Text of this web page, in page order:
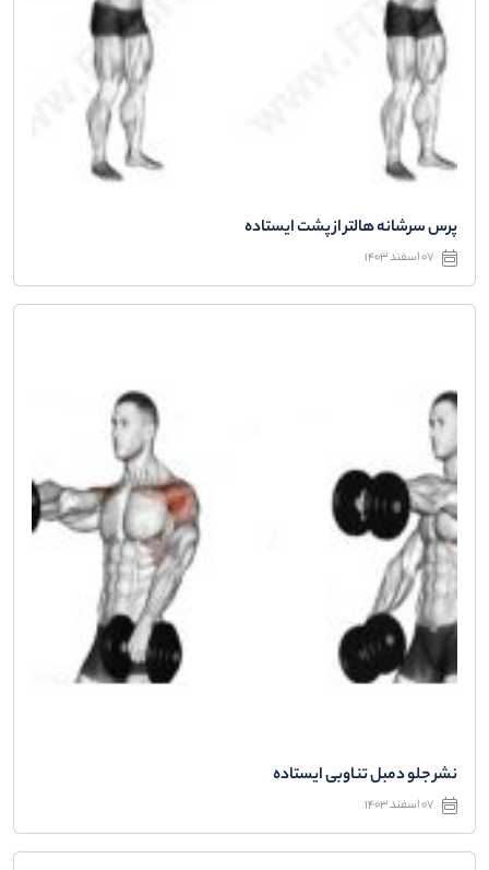
پرس سرشانه هالتر از پشت ایستاده
07 اسفند 1403
نشر جلو دمبل تناوبی ایستاده
07 اسفند 1403